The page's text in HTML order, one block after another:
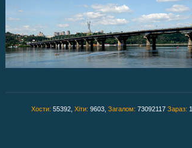
Хости:55392,Хіти:9603,Загалом:73092117 Зараз: 1